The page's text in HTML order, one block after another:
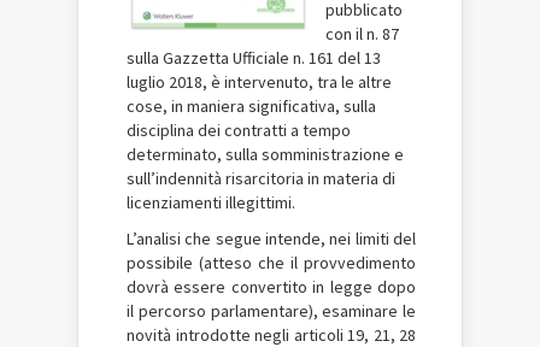
pubblicato
con il n. 87
sulla Gazzetta Ufficiale n. 161 del 13
luglio 2018, è intervenuto, tra le altre
cose, in maniera significativa, sulla
disciplina dei contratti a tempo
determinato, sulla somministrazione e
sull’indennità risarcitoria in materia di
licenziamenti illegittimi.
L’analisi che segue intende, nei limiti del
possibile (atteso che il provvedimento
dovrà essere convertito in legge dopo
il percorso parlamentare), esaminare le
novità introdotte negli articoli 19, 21, 28